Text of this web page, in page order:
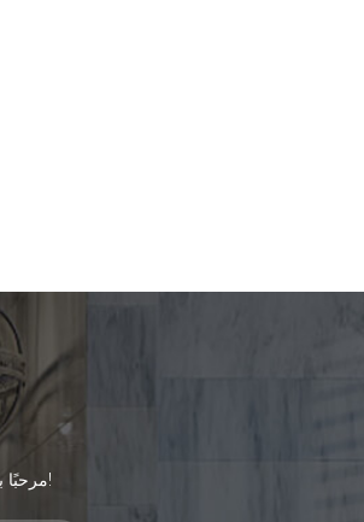
مرحبًا بك في ترك عنوان بريدك الإلكتروني ، وستتواصل مبيعاتنا معك خلال 24 ساعة ، شكرًا لك!